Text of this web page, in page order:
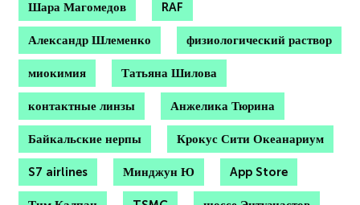
Шара Магомедов RAF
Александр Шлеменко физиологический раствор
миокимия Татьяна Шилова
контактные линзы Анжелика Тюрина
Байкальские нерпы Крокус Сити Океанариум
S7 airlines Минджун Ю App Store